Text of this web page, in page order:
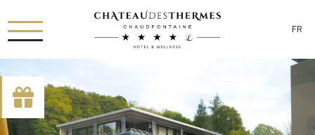
[availability_search category_dropdown="true"
category_include="sejour, chambre"]
FR